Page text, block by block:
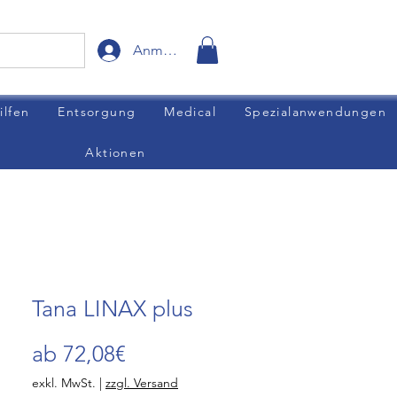
Anmelden
Entsorgung Medical Spezialanwendungen
Aktionen
Tana LINAX plus
ab 72,08€
Preis
exkl. MwSt. | zzgl. Versand